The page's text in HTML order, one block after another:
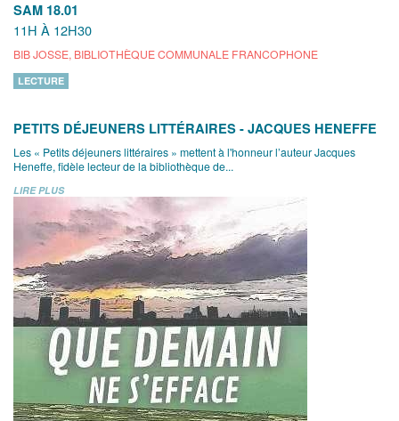
SAM 18.01
11H À 12H30
BIB JOSSE, BIBLIOTHÈQUE COMMUNALE FRANCOPHONE
LECTURE
PETITS DÉJEUNERS LITTÉRAIRES - JACQUES HENEFFE
Les « Petits déjeuners littéraires » mettent à l'honneur l’auteur Jacques
Heneffe, fidèle lecteur de la bibliothèque de...
LIRE PLUS